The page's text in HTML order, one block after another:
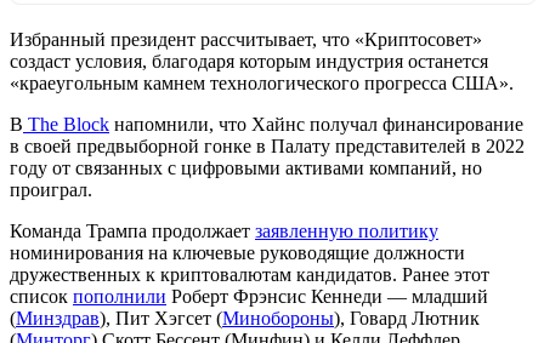
Избранный президент рассчитывает, что «Криптосовет»
создаст условия, благодаря которым индустрия останется
«краеугольным камнем технологического прогресса США».
В The Block напомнили, что Хайнс получал финансирование
в своей предвыборной гонке в Палату представителей в 2022
году от связанных с цифровыми активами компаний, но
проиграл.
Команда Трампа продолжает заявленную политику
номинирования на ключевые руководящие должности
дружественных к криптовалютам кандидатов. Ранее этот
список пополнили Роберт Фрэнсис Кеннеди — младший
(Минздрав), Пит Хэгсет (Минобороны), Говард Лютник